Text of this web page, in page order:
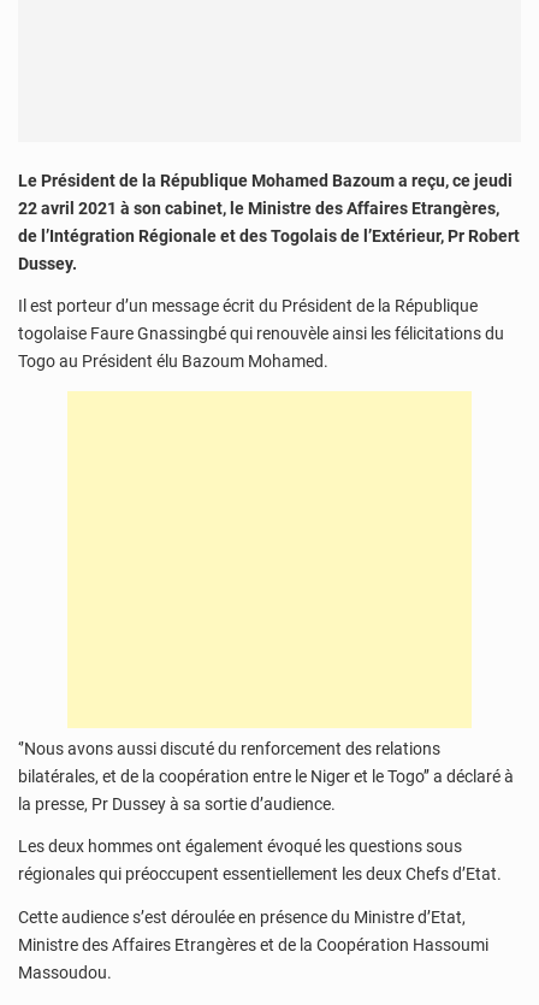
Le Président de la République Mohamed Bazoum a reçu, ce jeudi
22 avril 2021 à son cabinet, le Ministre des Affaires Etrangères,
de l’Intégration Régionale et des Togolais de l’Extérieur, Pr Robert
Dussey.
Il est porteur d’un message écrit du Président de la République
togolaise Faure Gnassingbé qui renouvèle ainsi les félicitations du
Togo au Président élu Bazoum Mohamed.
‘’Nous avons aussi discuté du renforcement des relations
bilatérales, et de la coopération entre le Niger et le Togo’’ a déclaré à
la presse, Pr Dussey à sa sortie d’audience.
Les deux hommes ont également évoqué les questions sous
régionales qui préoccupent essentiellement les deux Chefs d’Etat.
Cette audience s’est déroulée en présence du Ministre d’Etat,
Ministre des Affaires Etrangères et de la Coopération Hassoumi
Massoudou.